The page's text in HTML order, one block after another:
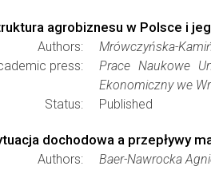
agrobiznesu w Polsce i
Authors:
Mrówczyńska-
press:
Prace Naukowe
Ekonomiczny we
Status:
Published
dochodowa a przepływy
Authors:
Baer-Nawrocka